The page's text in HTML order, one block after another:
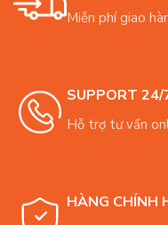
Miễn phí giao
SUPPORT 24/
Hỗ trợ tư vấn
HÀNG CHÍNH